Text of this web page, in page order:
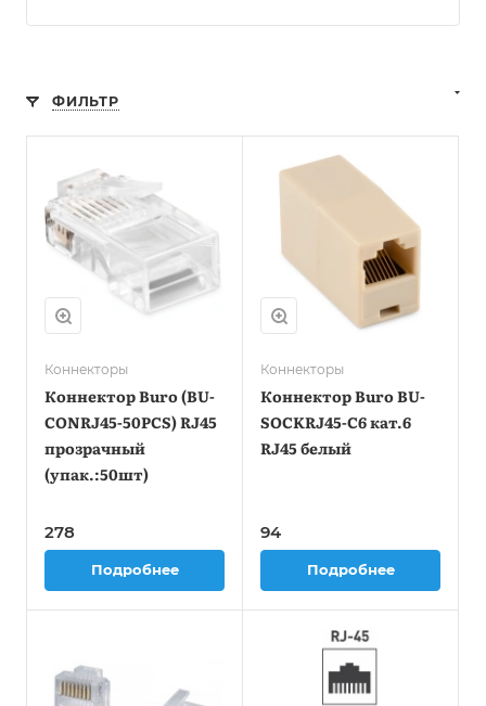
ФИЛЬТР
Коннекторы
Коннектор Buro (BU-
CONRJ45-50PCS) RJ45
прозрачный
(упак.:50шт)
278
Подробнее
Коннекторы
Коннектор Buro BU-
SOCKRJ45-C6 кат.6
RJ45 белый
94
Подробнее